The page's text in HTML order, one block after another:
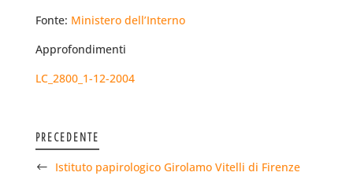
Fonte: Ministero dell’Interno
Approfondimenti
LC_2800_1-12-2004
PRECEDENTE
Istituto papirologico Girolamo Vitelli di Firenze